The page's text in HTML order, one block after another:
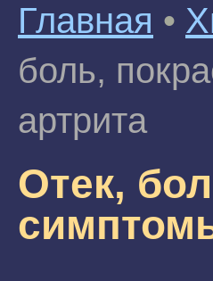
Главная •
боль,
артрита
Отек,